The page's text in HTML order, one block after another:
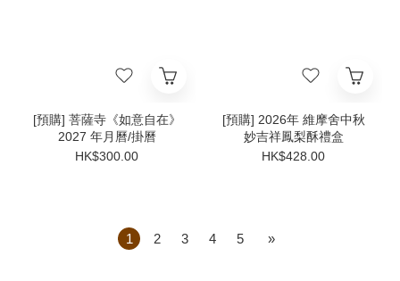
[預購] 菩薩寺《如意自在》
2027 年月曆/掛曆
HK$300.00
[預購] 2026年 維摩舍中秋
妙吉祥鳳梨酥禮盒
HK$428.00
1 2 3 4 5 »